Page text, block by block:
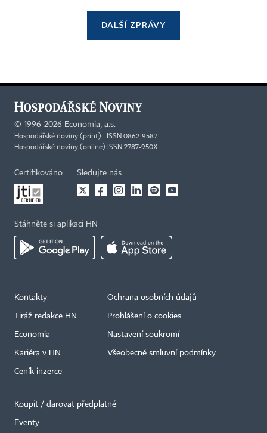
DALŠÍ ZPRÁVY
© 1996-2026 Economia, a.s.
Hospodářské noviny (print) ISSN 0862-9587
Hospodářské noviny (online) ISSN 2787-950X
Certifikováno Sledujte nás
Stáhněte si aplikaci HN
Kontakty
Tiráž redakce HN
Economia
Kariéra v HN
Ceník inzerce
Ochrana osobních údajů
Prohlášení o cookies
Nastavení soukromí
Všeobecné smluvní podmínky
Koupit / darovat předplatné
Eventy